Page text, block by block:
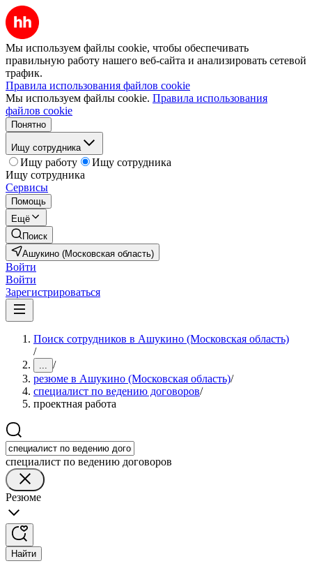
Мы используем файлы cookie, чтобы обеспечивать
правильную работу нашего веб-сайта и анализировать сетевой
трафик.
Правила использования файлов cookie
Мы используем файлы cookie. Правила использования
файлов cookie
Понятно
Ищу сотрудника
Ищу работу
Ищу сотрудника
Ищу сотрудника
Сервисы
Помощь
Ещё
Поиск
Ашукино (Московская область)
Войти
Войти
Зарегистрироваться
Поиск сотрудников в Ашукино (Московская область)
/
... /
резюме в Ашукино (Московская область)/
специалист по ведению договоров/
проектная работа
специалист по ведению договоров
Резюме
Найти